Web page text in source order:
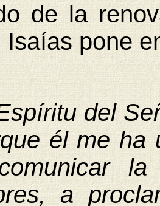
de la
Isaías pone
del
él me ha
a